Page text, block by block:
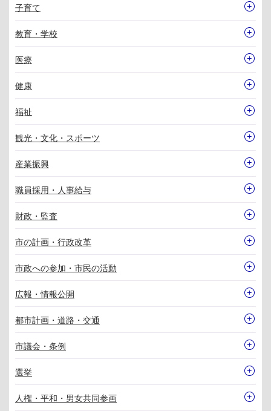
子育て
教育・学校
医療
健康
福祉
観光・文化・スポーツ
産業振興
職員採用・人事給与
財政・監査
市の計画・行政改革
市政への参加・市民の活動
広報・情報公開
都市計画・道路・交通
市議会・条例
選挙
人権・平和・男女共同参画